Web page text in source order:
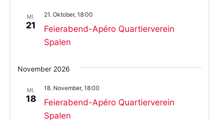
MI.
21
Feierabend-Apéro Quartierverein
Spalen
21. Oktober, 18:00
November 2026
MI.
18
Feierabend-Apéro Quartierverein
Spalen
18. November, 18:00